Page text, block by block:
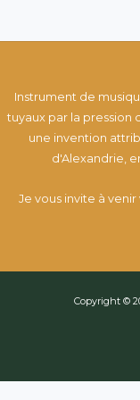
Instrument de
tuyaux par la pression
une invention
d'Alexandrie,
Je vous invite à
Copyright ©